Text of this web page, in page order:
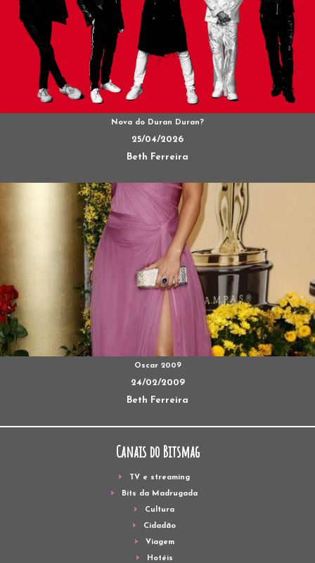
Nova do Duran Duran?
25/04/2026
Beth Ferreira
Oscar 2009
24/02/2009
Beth Ferreira
Canais do Bitsmag
TV e streaming
Bits da Madrugada
Cultura
Cidadão
Viagem
Hotéis